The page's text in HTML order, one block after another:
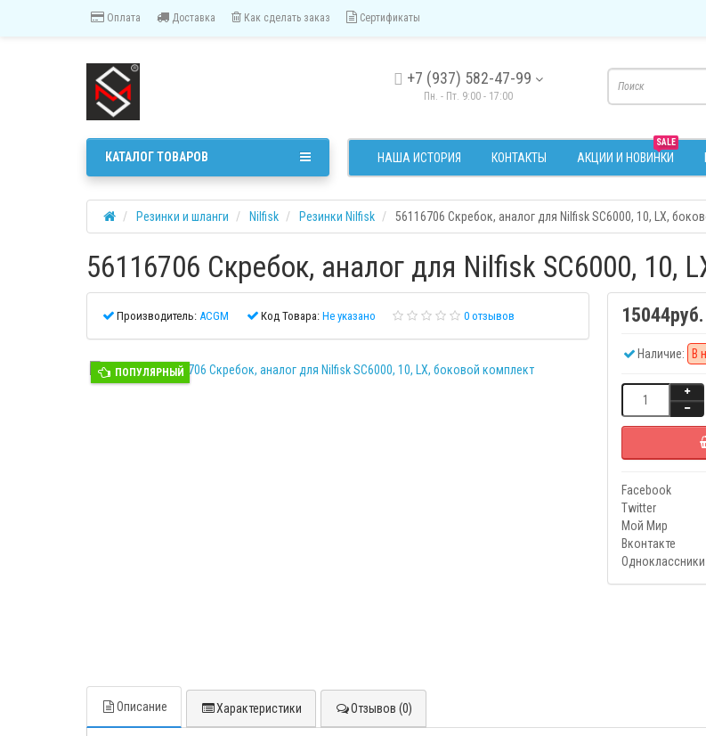
Оплата Доставка Как сделать заказ Сертификаты
+7 (937) 582-47-99
Пн. - Пт. 9:00 - 17:00
НАША ИСТОРИЯ КОНТАКТЫ
SALE
АКЦИИ И НОВИНКИ
КАТАЛОГ ТОВАРОВ
Резинки и шланги Nilfisk Резинки Nilfisk 56116706 Скребок, аналог для Nilfisk SC6000, 10, LX,
56116706 Скребок, аналог для Nilfisk SC6000, 10,
Производитель: ACGM Код Товара: Не указано 0 отзывов
ПОПУЛЯРНЫЙ
15044руб.
Наличие: В
Facebook
Twitter
Мой Мир
Вконтакте
Одноклассники
Описание Характеристики Отзывов (0)